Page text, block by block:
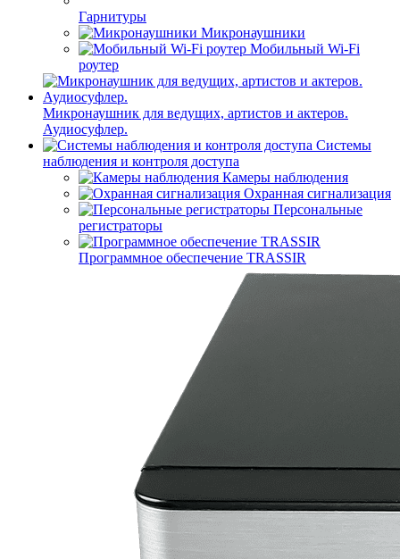
Гарнитуры
Микронаушники
Мобильный Wi-Fi
роутер
Микронаушник для ведущих, артистов и актеров.
Аудиосуфлер.
Системы
наблюдения и контроля доступа
Камеры наблюдения
Охранная сигнализация
Персональные
регистраторы
Программное обеспечение TRASSIR